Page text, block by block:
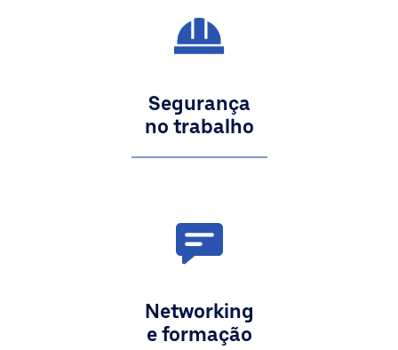
Segurança
no trabalho
Networking
e formação